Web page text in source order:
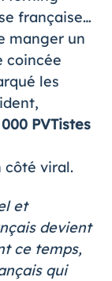
française…
manger un
coincée
les
PVTistes
côté viral.
et
devient
ce temps,
qui